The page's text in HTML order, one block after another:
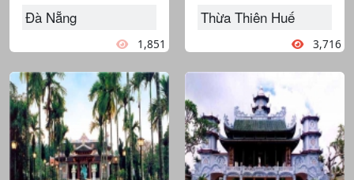
Đà Nẵng
1,851
Thừa Thiên Huế
3,716